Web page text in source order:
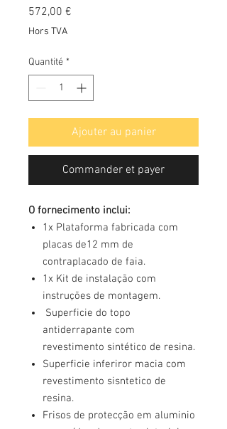
572,00 €
Hors TVA
Quantité *
Ajouter au panier
Commander et payer
O fornecimento inclui:
1x Plataforma fabricada com
placas de12 mm de
contraplacado de faia.
1x Kit de instalação com
instruções de montagem.
Superficie do topo
antiderrapante com
revestimento sintético de resina.
Superficie inferiror macia com
revestimento sisntetico de
resina.
Frisos de protecção em aluminio